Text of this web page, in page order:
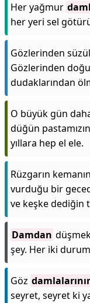
Her yağmur
her yeri sel
Gözlerinden
Gözlerinden
dudaklarından
O büyük gün
düğün
yıllara hep el ele.
Rüzgarın
vurduğu bir
ve keşke dediğin
Damdan
şey. Her iki
Göz
seyret, seyret ki